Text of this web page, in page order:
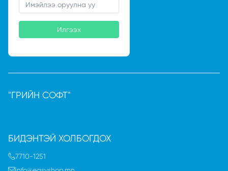
Илгээх
"ГРИЙН СОФТ"
БИДЭНТЭЙ ХОЛБОГДОХ
7710-1251